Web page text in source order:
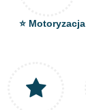
⭐ Motoryzacja